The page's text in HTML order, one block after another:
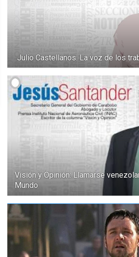
Julio Castellanos: La voz de los
Visión y Opinión: Llamarse
Mundo